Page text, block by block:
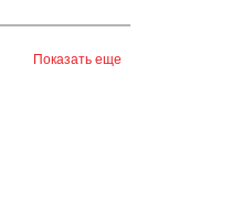
Показать еще